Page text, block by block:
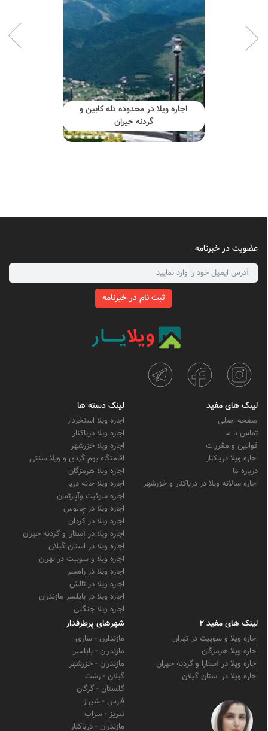
اجاره ویلا در محدوده تله کابین و
گردنه حیران
عضویت در خبرنامه
ثبت نام در خبرنامه
لینک های مفید
صفحه اصلی
تماس با ما
قوانین و مقررات
اجاره ویلا دریاکنار
درباره ما
اجاره سالانه ویلا در دریاکنار و خزرشهر
لینک دسته ها
اجاره ویلا استخردار
اجاره ویلا دریاکنار
اجاره ویلا خزرشهر
اقامتگاه بوم گردی و ویلا سنتی
اجاره ویلا هرمزگان
اجاره ویلا خانه دریا
اجاره سوئیت وآپارتمان
اجاره ویلا در چالوس
اجاره ویلا در کردان
اجاره ویلا در آستارا و گردنه حیران
اجاره ویلا در استان گیلان
اجاره ویلا و سوییت در تهران
اجاره ویلا در رامسر
اجاره ویلا در تالش
اجاره ویلا در بابلسر مازندران
اجاره ویلا جنگلی
لینک های مفید 2
اجاره ویلا و سوییت در تهران
اجاره ویلا هرمزگان
اجاره ویلا در آستارا و گردنه حیران
اجاره ویلا در استان گیلان
شهرهای پرطرفدار
مازندارن - ساری
مازندران - بابلسر
مازندران - خزرشهر
گیلان - رشت
گلستان - گرگان
فارس - شیراز
تبریز - سراب
مازندران - دریاکنار